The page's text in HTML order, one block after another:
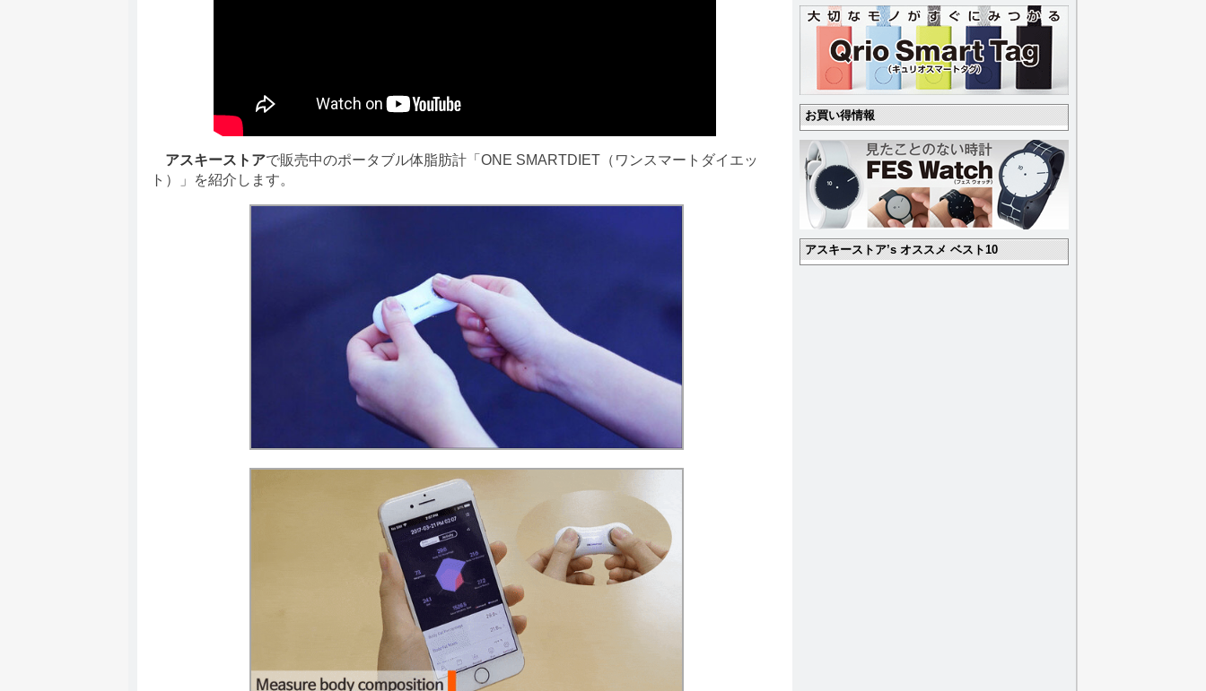
アスキーストアで販売中のポータブル体脂肪計「ONE SMARTDIET（ワンスマートダイエッ
ト）」を紹介します。
お買い得情報
アスキーストア’s オススメ ベスト10